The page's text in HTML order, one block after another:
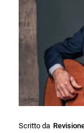
Scritto da